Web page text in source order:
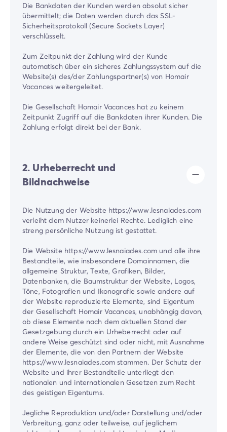
Die Bankdaten der Kunden werden absolut sicher
übermittelt; die Daten werden durch das SSL-
Sicherheitsprotokoll (Secure Sockets Layer)
verschlüsselt.
Zum Zeitpunkt der Zahlung wird der Kunde
automatisch über ein sicheres Zahlungssystem auf die
Website(s) des/der Zahlungspartner(s) von Homair
Vacances weitergeleitet.
Die Gesellschaft Homair Vacances hat zu keinem
Zeitpunkt Zugriff auf die Bankdaten ihrer Kunden. Die
Zahlung erfolgt direkt bei der Bank.
2. Urheberrecht und
Bildnachweise
Die Nutzung der Website https://www.lesnaiades.com
verleiht dem Nutzer keinerlei Rechte. Lediglich eine
streng persönliche Nutzung ist gestattet.
Die Website https://www.lesnaiades.com und alle ihre
Bestandteile, wie insbesondere Domainnamen, die
allgemeine Struktur, Texte, Grafiken, Bilder,
Datenbanken, die Baumstruktur der Website, Logos,
Töne, Fotografien und Ikonografie sowie andere auf
der Website reproduzierte Elemente, sind Eigentum
der Gesellschaft Homair Vacances, unabhängig davon,
ob diese Elemente nach dem aktuellen Stand der
Gesetzgebung durch ein Urheberrecht oder auf
andere Weise geschützt sind oder nicht, mit Ausnahme
der Elemente, die von den Partnern der Website
https://www.lesnaiades.com stammen. Der Schutz der
Website und ihrer Bestandteile unterliegt den
nationalen und internationalen Gesetzen zum Recht
des geistigen Eigentums.
Jegliche Reproduktion und/oder Darstellung und/oder
Verbreitung, ganz oder teilweise, auf jeglichem